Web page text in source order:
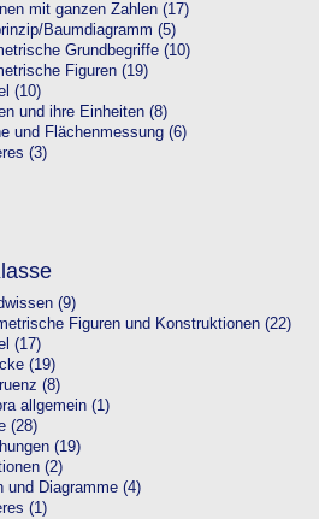
mit ganzen Zahlen (17)
Baumdiagramm (5)
Grundbegriffe (10)
Figuren (19)
(10)
und ihre Einheiten (8)
und Flächenmessung (6)
(3)
(9)
Figuren und Konstruktionen (22)
(17)
(19)
(8)
allgemein (1)
(28)
(19)
(2)
und Diagramme (4)
(1)